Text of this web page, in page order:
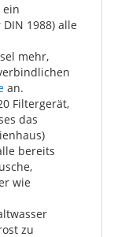
ein
1988) alle
mehr,
an.
Filtergerät,
das
bereits
wie
zu